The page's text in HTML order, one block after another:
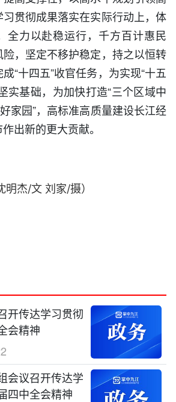
贯彻成果落实在实际行动上，体
全力以赴稳运行，千方百计惠民
，坚定不移护稳定，持之以恒转
“十四五”收官任务，为实现“十五
实基础，为加快打造“三个区域中
家园”，高标准高质量建设长江经
出新的更大贡献。
明杰/文 刘家/摄）
开传达学习贯彻
会精神
会议召开传达学
四中全会精神